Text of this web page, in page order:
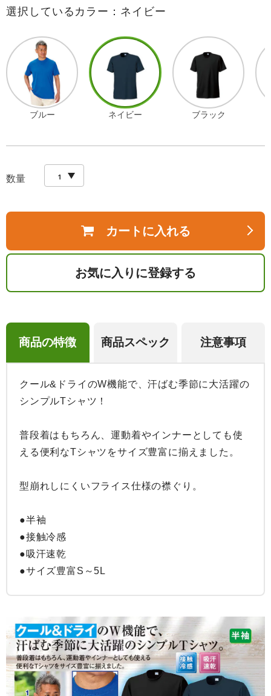
選択しているカラー：ネイビー
ブルー ネイビー ブラック
数量
カートに入れる
お気に入りに登録する
商品の特徴 商品スペック 注意事項
クール&ドライのW機能で、汗ばむ季節に大活躍の
シンプルTシャツ！
普段着はもちろん、運動着やインナーとしても使
える便利なTシャツをサイズ豊富に揃えました。
型崩れしにくいフライス仕様の襟ぐり。
●半袖
●接触冷感
●吸汗速乾
●サイズ豊富S～5L